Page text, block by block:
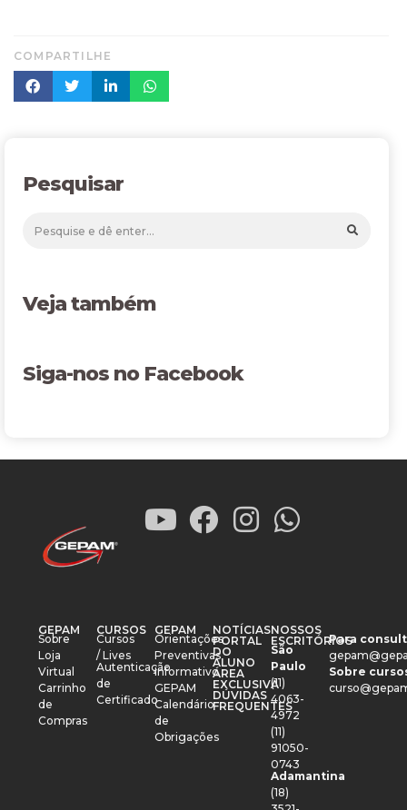
COMPARTILHE
Pesquisar
Veja também
Siga-nos no Facebook
GEPAM
Sobre
Loja
Virtual
Carrinho
de
Compras
CURSOS
Cursos
/ Lives
Autenticação
de
Certificado
GEPAM
Orientações
Preventivas
Informativo
GEPAM
Calendário
de
Obrigações
NOTÍCIAS
PORTAL
DO
ALUNO
ÁREA
EXCLUSIVA
DÚVIDAS
FREQUENTES
NOSSOS
ESCRITÓRIOS
São
Paulo
(11)
4063-
4972
(11)
91050-
0743
Adamantina
(18)
Para
Sobre